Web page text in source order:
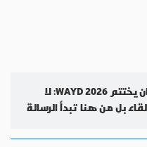
البطريرك ميناسيان يختتم WAYD 2026: لا
بل من هنا تبدأ الرسالة